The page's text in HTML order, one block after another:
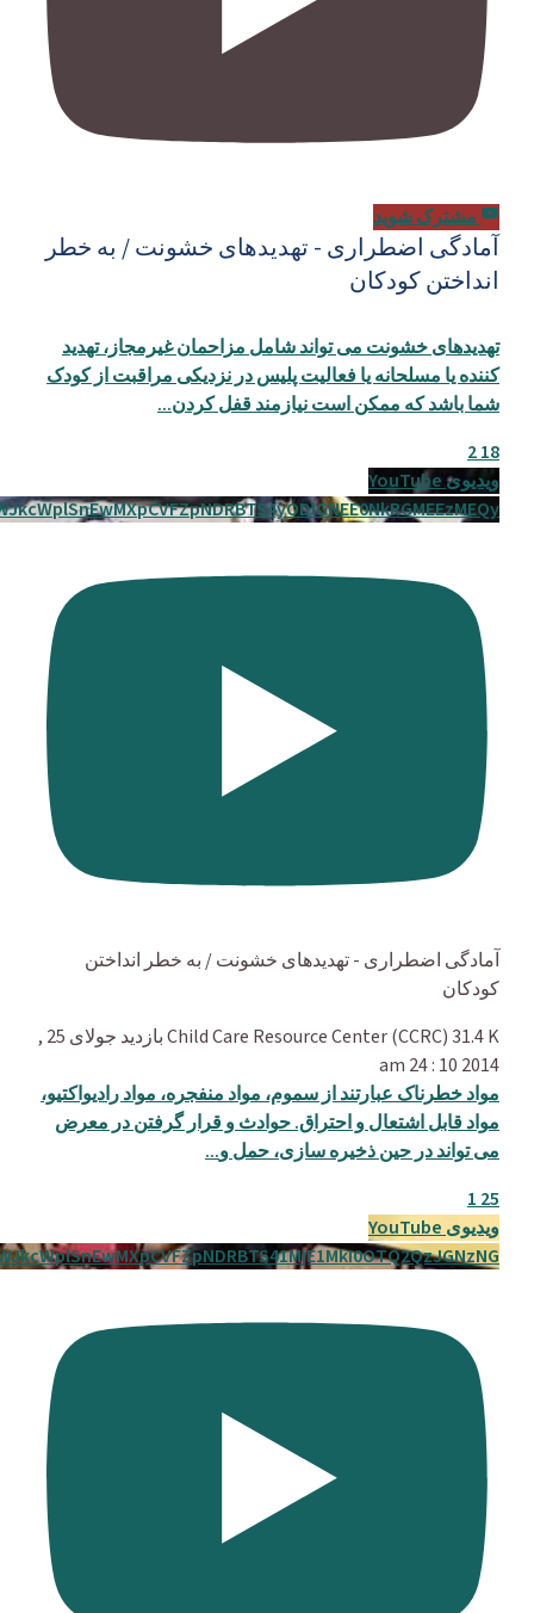
مشترک شوید
آمادگی اضطراری - تهدیدهای خشونت / به خطر
انداختن کودکان
تهدیدهای خشونت می تواند شامل مزاحمان غیرمجاز، تهدید
کننده یا مسلحانه یا فعالیت پلیس در نزدیکی مراقبت از کودک
شما باشد که ممکن است نیازمند قفل کردن...
18
2
ویدیوی YouTube
آمادگی اضطراری - تهدیدهای خشونت / به خطر انداختن
کودکان
Child Care Resource Center (CCRC)31.4 K بازدید
جولای 25 ,
2014 10 : 24 am
مواد خطرناک عبارتند از سموم، مواد منفجره، مواد رادیواکتیو،
مواد قابل اشتعال و احتراق. حوادث و قرار گرفتن در معرض
می تواند در حین ذخیره سازی، حمل و...
25
1
ویدیوی YouTube